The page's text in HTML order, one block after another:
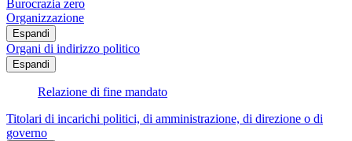
Burocrazia zero
Organizzazione
Espandi
Organi di indirizzo politico
Espandi
Relazione di fine mandato
Titolari di incarichi politici, di amministrazione, di direzione o di
governo